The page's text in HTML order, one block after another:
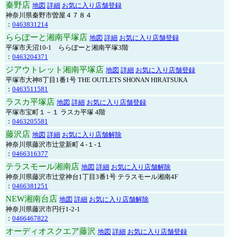
秦野店 地図 詳細 お気に入り店舗登録
神奈川県秦野市曽屋４７８４
： 0463831214
ららぽーと湘南平塚店 地図 詳細 お気に入り店舗登録
平塚市天沼10-1 ららぽーと湘南平塚3階
： 0463204371
ジアウトレット湘南平塚店 地図 詳細 お気に入り店舗登録
平塚市大神8丁目1番1号 THE OUTLETS SHONAN HIRATSUKA
： 0463511581
ラスカ平塚店 地図 詳細 お気に入り店舗登録
平塚市宝町１－１ ラスカ平塚 4階
： 0463205581
藤沢店 地図 詳細 お気に入り店舗解除
神奈川県藤沢市辻堂新町４-１-１
： 0466316377
テラスモール湘南店 地図 詳細 お気に入り店舗解除
神奈川県藤沢市辻堂神台1丁目3番1号 テラスモール湘南4F
： 0466381251
NEW湘南台店 地図 詳細 お気に入り店舗解除
神奈川県藤沢市円行1-2-1
： 0466467822
オーディオスクエア藤沢 地図 詳細 お気に入り店舗登録